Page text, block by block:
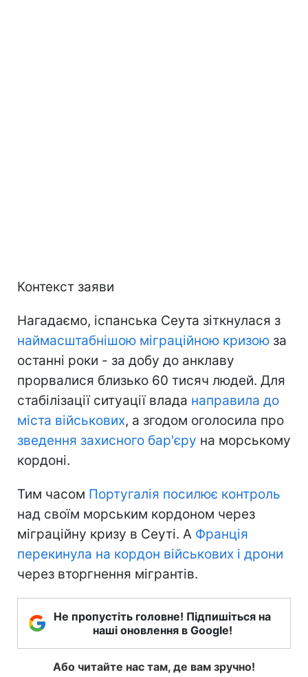
Контекст заяви
Нагадаємо, іспанська Сеута зіткнулася з
наймасштабнішою міграційною кризою за
останні роки - за добу до анклаву
прорвалися близько 60 тисяч людей. Для
стабілізації ситуації влада направила до
міста військових, а згодом оголосила про
зведення захисного бар'єру на морському
кордоні.
Тим часом Португалія посилює контроль
над своїм морським кордоном через
міграційну кризу в Сеуті. А Франція
перекинула на кордон військових і дрони
через вторгнення мігрантів.
Не пропустіть головне! Підпишіться на
наші оновлення в Google!
Або читайте нас там, де вам зручно!